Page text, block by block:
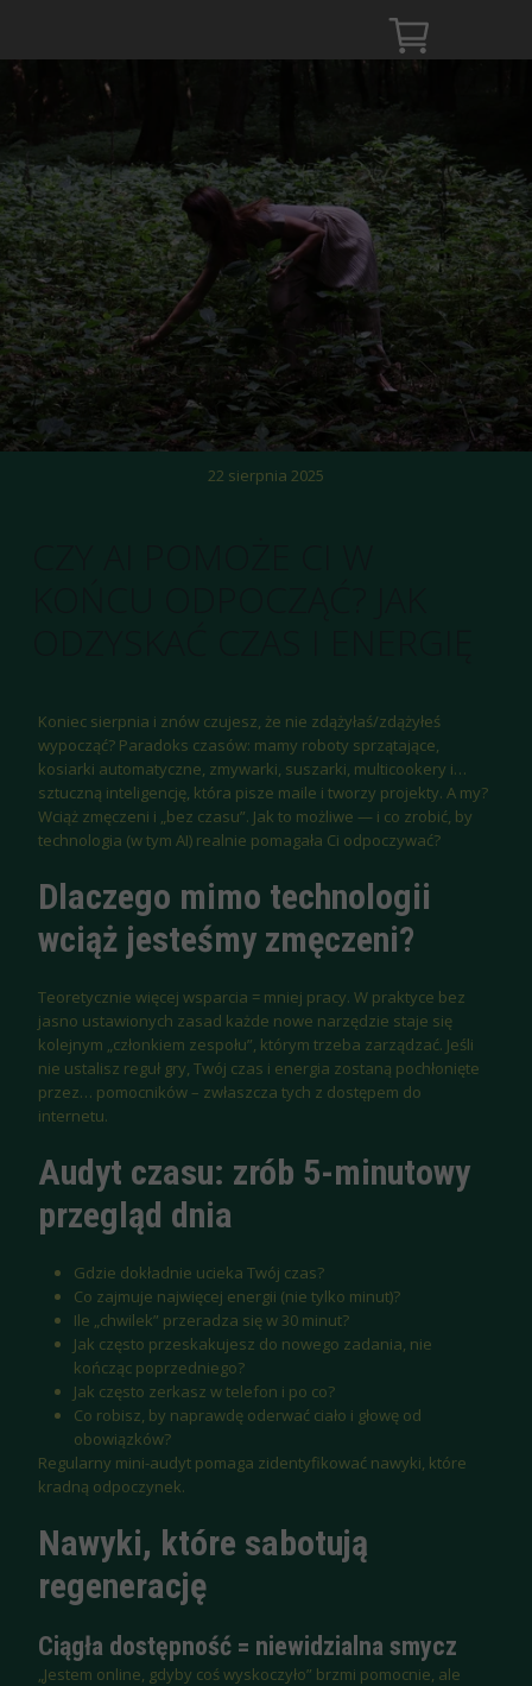
22 sierpnia 2025
Koniec sierpnia i znów czujesz, że nie zdążyłaś/zdążyłeś
wypocząć? Paradoks czasów: mamy roboty sprzątające,
kosiarki automatyczne, zmywarki, suszarki, multicookery i…
sztuczną inteligencję, która pisze maile i tworzy projekty. A my?
Wciąż zmęczeni i „bez czasu”. Jak to możliwe — i co zrobić, by
technologia (w tym AI) realnie pomagała Ci odpoczywać?
Dlaczego mimo technologii
wciąż jesteśmy zmęczeni?
Teoretycznie więcej wsparcia = mniej pracy. W praktyce bez
jasno ustawionych zasad każde nowe narzędzie staje się
kolejnym „członkiem zespołu”, którym trzeba zarządzać. Jeśli
nie ustalisz reguł gry, Twój czas i energia zostaną pochłonięte
przez… pomocników – zwłaszcza tych z dostępem do
internetu.
Audyt czasu: zrób 5-minutowy
przegląd dnia
Gdzie dokładnie ucieka Twój czas?
Co zajmuje najwięcej energii (nie tylko minut)?
Ile „chwilek” przeradza się w 30 minut?
Jak często przeskakujesz do nowego zadania, nie
kończąc poprzedniego?
Jak często zerkasz w telefon i po co?
Co robisz, by naprawdę oderwać ciało i głowę od
obowiązków?
Regularny mini-audyt pomaga zidentyfikować nawyki, które
kradną odpoczynek.
Nawyki, które sabotują
regenerację
Ciągła dostępność = niewidzialna smycz
„Jestem online, gdyby coś wyskoczyło” brzmi pomocnie, ale